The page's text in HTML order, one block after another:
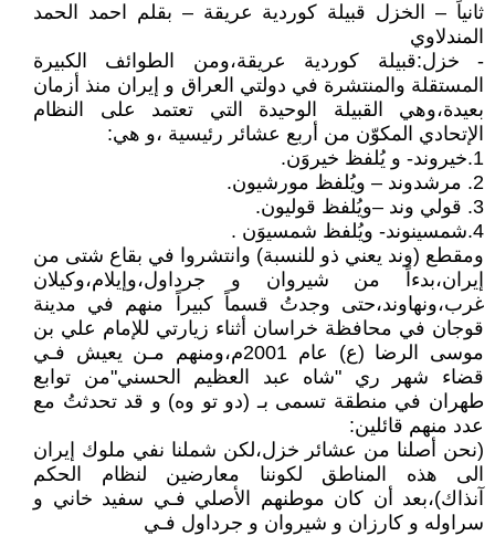
ثانياً – الخزل قبيلة كوردية عريقة – بقلم احمد الحمد
المندلاوي
- خزل:قبيلة كوردية عريقة،ومن الطوائف الكبيرة
المستقلة والمنتشرة في دولتي العراق و إيران منذ أزمان
بعيدة،وهي القبيلة الوحيدة التي تعتمد على النظام
الإتحادي المكوّن من أربع عشائر رئيسية ،و هي:
1.خيروند- و يُلفظ خيروَن.
2. مرشدوند – ويُلفظ مورشيون.
3. قولي وند –ويُلفظ قوليون.
4.شمسينوند- ويُلفظ شمسيوَن .
ومقطع (وند يعني ذو للنسبة) وانتشروا في بقاع شتى من
إيران،بدءاً من شيروان و جرداول،وإيلام،وكيلان
غرب،ونهاوند،حتى وجدتُ قسماً كبيراً منهم في مدينة
قوجان في محافظة خراسان أثناء زيارتي للإمام علي بن
موسى الرضا (ع) عام 2001م،ومنهم مـن يعيش فـي
قضاء شهر ري "شاه عبد العظيم الحسني"من توابع
طهران في منطقة تسمى بـ (دو تو وه) و قد تحدثتُ مع
عدد منهم قائلين:
(نحن أصلنا من عشائر خزل،لكن شملنا نفي ملوك إيران
الى هذه المناطق لكوننا معارضين لنظام الحكم
آنذاك)،بعد أن كان موطنهم الأصلي فـي سفيد خاني و
سراوله و كارزان و شيروان و جرداول فـي